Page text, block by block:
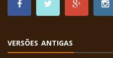
VERSÕES ANTIGAS